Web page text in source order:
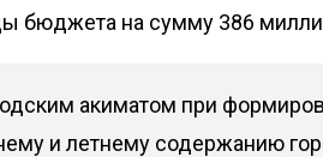
бюджета на сумму 386
акиматом при
и летнему содержанию